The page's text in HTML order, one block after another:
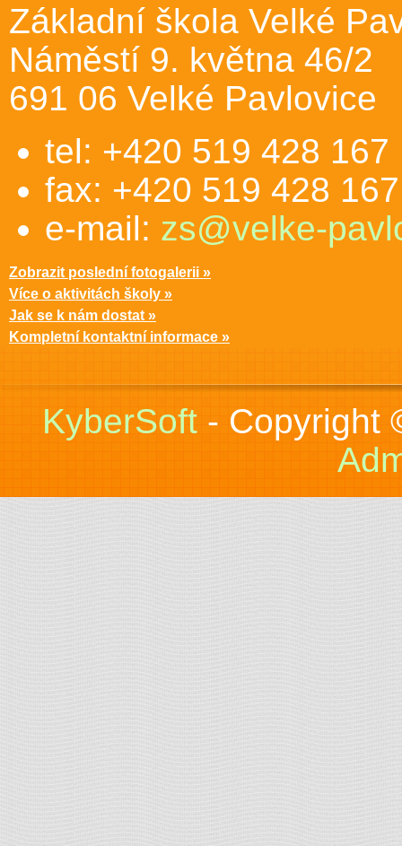
Základní škola Velké
Náměstí 9. května 46/2
691 06 Velké Pavlovice
tel: +420 519 428 167
fax: +420 519 428 167
e-mail: zs@velke-
Zobrazit poslední fotogalerii »
Více o aktivitách školy »
Jak se k nám dostat »
Kompletní kontaktní informace »
KyberSoft- Copyright